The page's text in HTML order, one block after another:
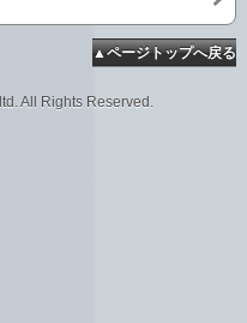
▲ページトップへ戻る
All Rights Reserved.